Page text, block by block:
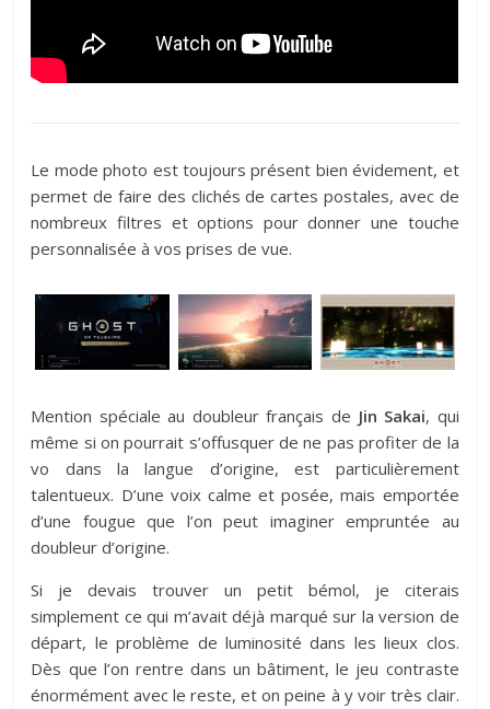
Le mode photo est toujours présent bien évidement, et
permet de faire des clichés de cartes postales, avec de
nombreux filtres et options pour donner une touche
personnalisée à vos prises de vue.
Mention spéciale au doubleur français de Jin Sakai, qui
même si on pourrait s’offusquer de ne pas profiter de la
vo dans la langue d’origine, est particulièrement
talentueux. D’une voix calme et posée, mais emportée
d’une fougue que l’on peut imaginer empruntée au
doubleur d’origine.
Si je devais trouver un petit bémol, je citerais
simplement ce qui m’avait déjà marqué sur la version de
départ, le problème de luminosité dans les lieux clos.
Dès que l’on rentre dans un bâtiment, le jeu contraste
énormément avec le reste, et on peine à y voir très clair.